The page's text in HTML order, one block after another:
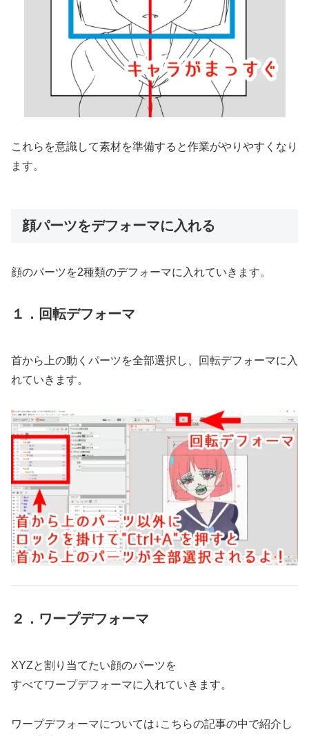
これらを意識して素材を準備すると作業がやりやすくなり
ます。
顔パーツをデフォーマに入れる
顔のパーツを2種類のデフォーマに入れていきます。
１．回転デフォーマ
首から上の動くパーツを全部選択し、回転デフォーマに入
れていきます。
２．ワープデフォーマ
XYZと割り当てたい顔のパーツを
すべてワープデフォーマに入れていきます。
ワープデフォーマについては↓こちらの記事の中で紹介し